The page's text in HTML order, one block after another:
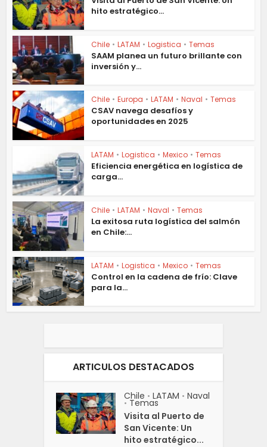
hito estratégico...
Chile • LATAM • Logistica • Temas
SAAM planea un futuro brillante con
inversión y...
Chile • Europa • LATAM • Naval • Temas
CSAV navega desafíos y
oportunidades en 2025
LATAM • Logistica • Mexico • Temas
Eficiencia energética en logística de
carga...
Chile • LATAM • Naval • Temas
La exitosa ruta logística del salmón
en Chile:...
LATAM • Logistica • Mexico • Temas
Control en la cadena de frío: Clave
para la...
ARTICULOS DESTACADOS
Chile • LATAM • Naval
• Temas
Visita al Puerto de
San Vicente: Un
hito estratégico...